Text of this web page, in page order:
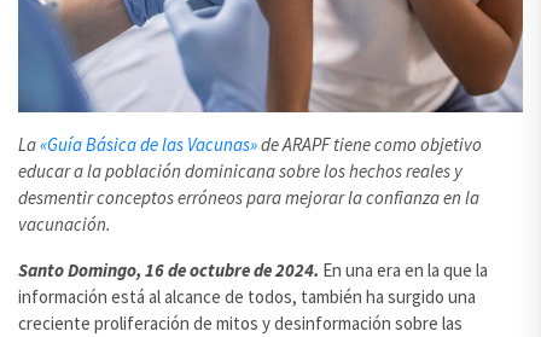
La«Guía Básica de las Vacunas»de ARAPF tiene como objetivo
educar a la población dominicana sobre los hechos reales y
desmentir conceptos erróneos para mejorar la confianza en la
vacunación.
Santo Domingo, 16 de octubre de 2024. En una era en la que la
información está al alcance de todos, también ha surgido una
creciente proliferación de mitos y desinformación sobre las